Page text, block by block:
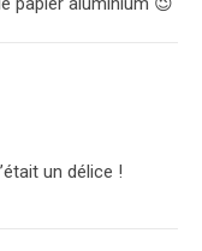
un délice !